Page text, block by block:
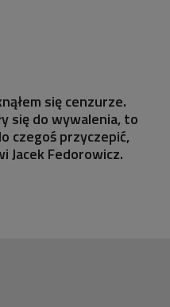
się cenzurze.
się do wywalenia, to
czegoś przyczepić,
Jacek Fedorowicz.